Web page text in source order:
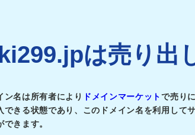
は売り出
ン名は所有者により ドメインマーケットで売り
できる状態であり、このドメイン名を利用して
きます。